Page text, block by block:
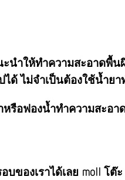
ให้ทำความสะอาดพื้นผิ
ไม่จำเป็นต้องใช้น้ำยา
รือฟองน้ำทำความสะอ
องเราได้เลย moll โต๊ะ